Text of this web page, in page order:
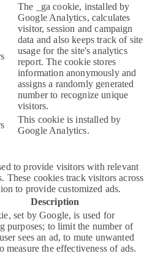
The _ga cookie, installed by
Google Analytics, calculates
visitor, session and campaign
data and also keeps track of site
usage for the site's analytics
report. The cookie stores
information anonymously and
assigns a randomly generated
number to recognize unique
visitors.
This cookie is installed by
Google Analytics.
to provide visitors with relevant
These cookies track visitors across
to provide customized ads.
Description
set by Google, is used for
purposes; to limit the number of
sees an ad, to mute unwanted
measure the effectiveness of ads.